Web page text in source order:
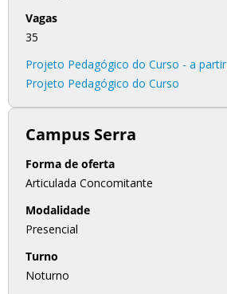
Vagas
35
Projeto Pedagógico do Curso - a
Projeto Pedagógico do Curso
Campus Serra
Forma de oferta
Articulada Concomitante
Modalidade
Presencial
Turno
Noturno